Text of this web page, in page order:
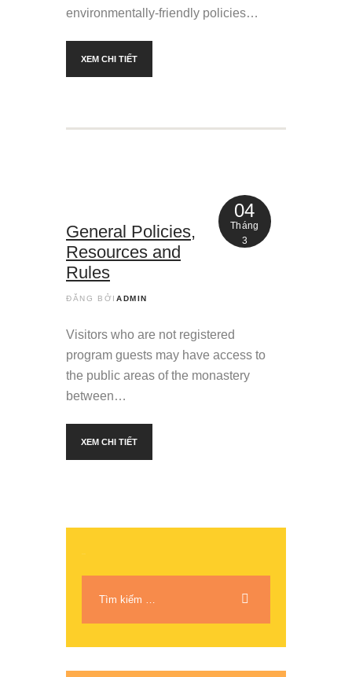
environmentally-friendly policies…
XEM CHI TIẾT
04
Tháng
3
General Policies,
Resources and
Rules
ĐĂNG BỞI ADMIN
Visitors who are not registered
program guests may have access to
the public areas of the monastery
between…
XEM CHI TIẾT